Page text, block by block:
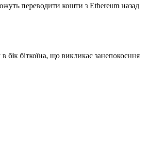
переводити кошти з Ethereum назад
бік біткоїна, що викликає занепокоєння